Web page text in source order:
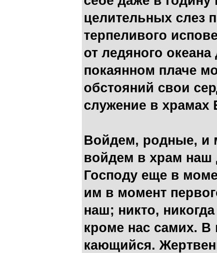
целительных слез
терпеливого
от ледяного
покаянном плаче
обстояний свои
служение в храмах
Войдем, родные, и
войдем в храм
Господу еще в
им в момент
наш; никто,
кроме нас самих.
кающийся.